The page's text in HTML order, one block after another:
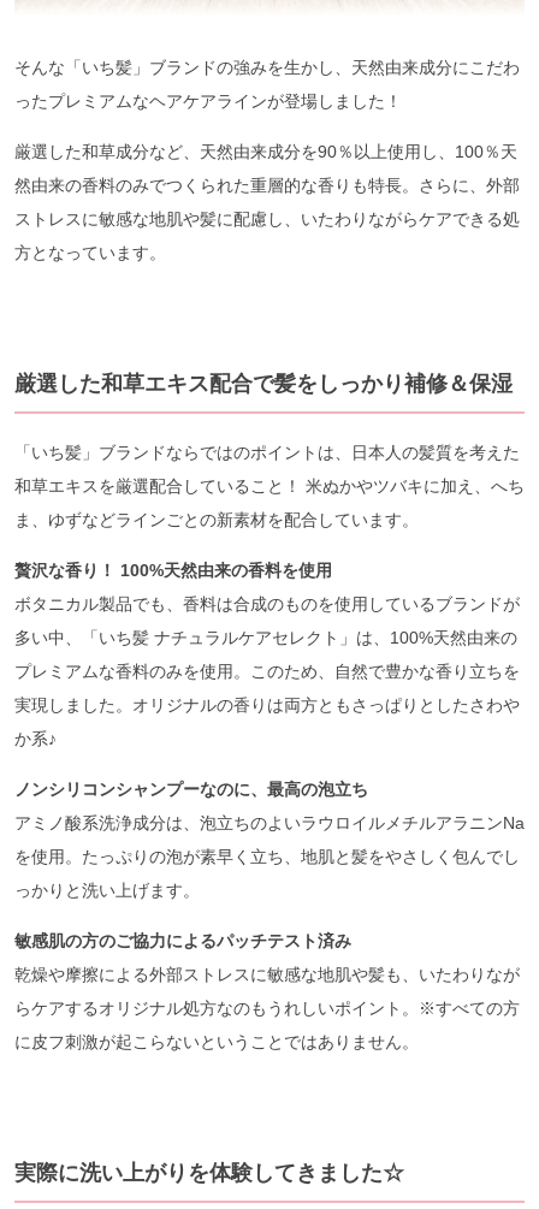
そんな「いち髪」ブランドの強みを生かし、天然由来成分にこだわ
ったプレミアムなヘアケアラインが登場しました！
厳選した和草成分など、天然由来成分を90％以上使用し、100％天
然由来の香料のみでつくられた重層的な香りも特長。さらに、外部
ストレスに敏感な地肌や髪に配慮し、いたわりながらケアできる処
方となっています。
厳選した和草エキス配合で髪をしっかり補修＆保湿
「いち髪」ブランドならではのポイントは、日本人の髪質を考えた
和草エキスを厳選配合していること！ 米ぬかやツバキに加え、へち
ま、ゆずなどラインごとの新素材を配合しています。
贅沢な香り！ 100%天然由来の香料を使用
ボタニカル製品でも、香料は合成のものを使用しているブランドが
多い中、「いち髪 ナチュラルケアセレクト」は、100%天然由来の
プレミアムな香料のみを使用。このため、自然で豊かな香り立ちを
実現しました。オリジナルの香りは両方ともさっぱりとしたさわや
か系♪
ノンシリコンシャンプーなのに、最高の泡立ち
アミノ酸系洗浄成分は、泡立ちのよいラウロイルメチルアラニンNa
を使用。たっぷりの泡が素早く立ち、地肌と髪をやさしく包んでし
っかりと洗い上げます。
敏感肌の方のご協力によるパッチテスト済み
乾燥や摩擦による外部ストレスに敏感な地肌や髪も、いたわりなが
らケアするオリジナル処方なのもうれしいポイント。※すべての方
に皮フ刺激が起こらないということではありません。
実際に洗い上がりを体験してきました☆